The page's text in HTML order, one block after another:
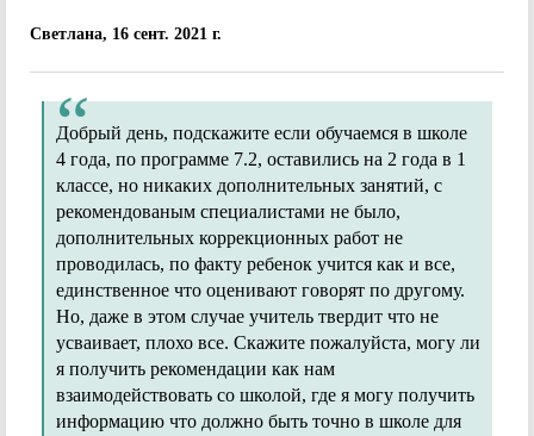
Светлана, 16 сент. 2021 г.
Добрый день, подскажите если обучаемся в школе
4 года, по программе 7.2, оставились на 2 года в 1
классе, но никаких дополнительных занятий, с
рекомендованым специалистами не было,
дополнительных коррекционных работ не
проводилась, по факту ребенок учится как и все,
единственное что оценивают говорят по другому.
Но, даже в этом случае учитель твердит что не
усваивает, плохо все. Скажите пожалуйста, могу ли
я получить рекомендации как нам
взаимодействовать со школой, где я могу получить
информацию что должно быть точно в школе для